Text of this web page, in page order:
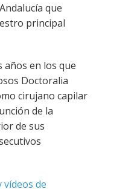
que
principal
años en los que
Doctoralia
cirujano capilar
de la
de sus
vídeos de